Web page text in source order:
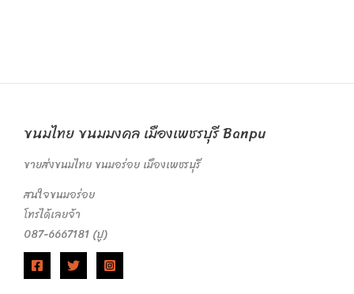
ขนมไทย ขนมมงคล เมืองเพชรบุรี Banpu
ขายส่งขนมไทย ขนมอร่อย เมืองเพชรบุรี
สนใจขนมอร่อย
โทรได้เลยจ้า
087-6667181 (ปู)